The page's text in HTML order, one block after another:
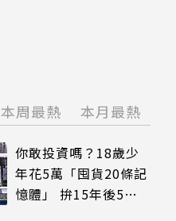
本周最熱 本月最熱
你敢投資嗎？18歲少
年花5萬「囤貨20條記
憶體」 拚15年後5倍